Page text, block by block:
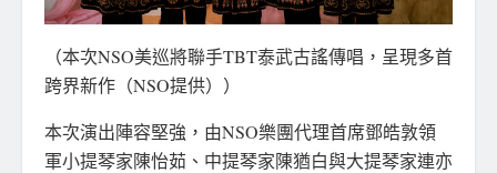
（本次NSO美巡將聯手TBT泰武古謠傳唱，呈現多首
跨界新作（NSO提供））
本次演出陣容堅強，由NSO樂團代理首席鄧皓敦領
軍小提琴家陳怡茹、中提琴家陳猶白與大提琴家連亦